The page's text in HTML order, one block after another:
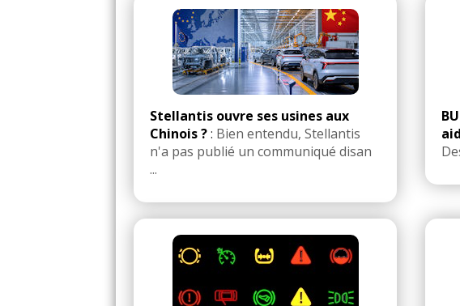
Stellantis ouvre ses usines aux
Chinois ?: Bien entendu, Stellantis
n'a pas publié un communiqué disan
...